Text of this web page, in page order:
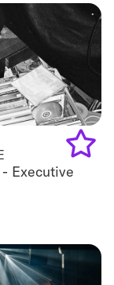
ExecutiveAdd